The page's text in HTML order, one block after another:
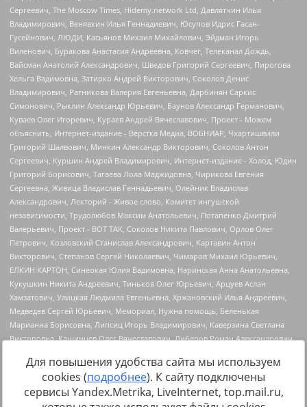
Источник:https://minjust.gov.ru/uploaded/files/reestr-
Для повышения удобства сайта мы используем
cookies (подробнее). К сайту подключены
сервисы Yandex.Metrika, LiveInternet, top.mail.ru,